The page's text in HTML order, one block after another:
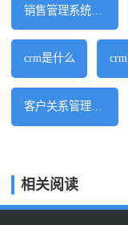
销售管理系统软件
crm是什么
客户关系管理软件
相关阅读